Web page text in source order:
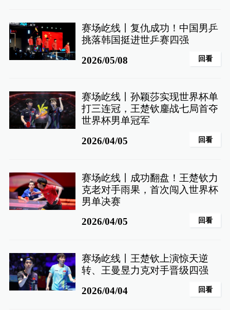
赛场屹线丨复仇成功！中国男乒
挑落韩国挺进世乒赛四强
2026/05/08
回看
赛场屹线丨孙颖莎实现世界杯单
打三连冠，王楚钦鏖战七局首夺
世界杯男单冠军
2026/04/05
回看
赛场屹线丨成功翻盘！王楚钦力
克老对手雨果，首次闯入世界杯
男单决赛
2026/04/05
回看
赛场屹线丨王楚钦上演惊天逆
转、王曼昱力克对手晋级四强
2026/04/04
回看